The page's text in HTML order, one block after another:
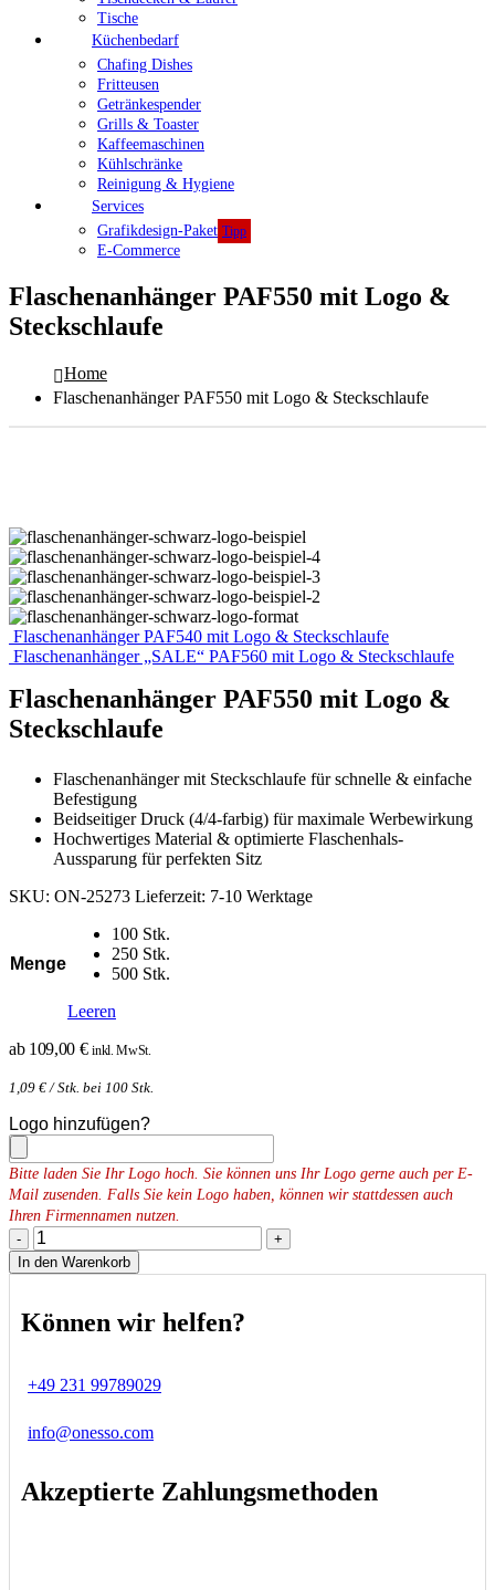
Tische
Küchenbedarf
Chafing Dishes
Fritteusen
Getränkespender
Grills & Toaster
Kaffeemaschinen
Kühlschränke
Reinigung & Hygiene
Services
Grafikdesign-Paket Tipp
E-Commerce
Flaschenanhänger PAF550 mit Logo &
Steckschlaufe
Home
Flaschenanhänger PAF550 mit Logo & Steckschlaufe
Flaschenanhänger PAF540 mit Logo & Steckschlaufe
Flaschenanhänger „SALE“ PAF560 mit Logo & Steckschlaufe
Flaschenanhänger PAF550 mit Logo &
Steckschlaufe
Flaschenanhänger mit Steckschlaufe für schnelle & einfache
Befestigung
Beidseitiger Druck (4/4-farbig) für maximale Werbewirkung
Hochwertiges Material & optimierte Flaschenhals-
Aussparung für perfekten Sitz
SKU: ON-25273 Lieferzeit: 7-10 Werktage
Menge
100 Stk.
250 Stk.
500 Stk.
Leeren
ab 109,00 € inkl. MwSt.
1,09 €/ Stk. bei 100 Stk.
Logo hinzufügen?
Bitte laden Sie Ihr Logo hoch. Sie können uns Ihr Logo gerne auch per E-
Mail zusenden. Falls Sie kein Logo haben, können wir stattdessen auch
Ihren Firmennamen nutzen.
-
+
In den Warenkorb
Können wir helfen?
+49 231 99789029
info@onesso.com
Akzeptierte Zahlungsmethoden